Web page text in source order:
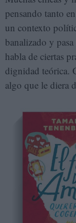
pensando tanto
un contexto
banalizado y
habla de ciertas
dignidad teórica.
algo que le diera